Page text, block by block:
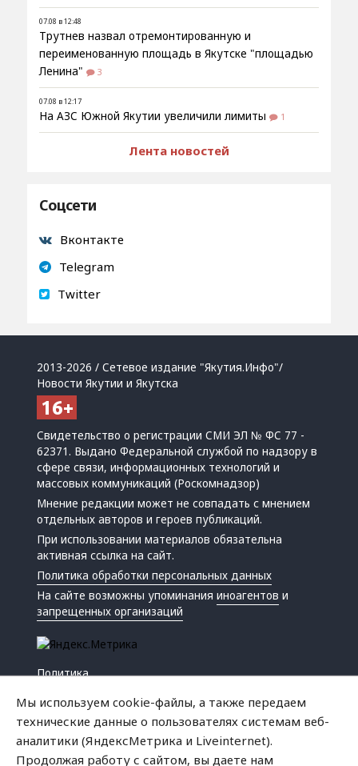
07.08 в 12:48
Трутнев назвал отремонтированную и
переименованную площадь в Якутске "площадью
Ленина"
3
07.08 в 12:17
На АЗС Южной Якутии увеличили лимиты 1
Лента новостей
Соцсети
Вконтакте
Telegram
Twitter
2013-2026 / Сетевое издание "Якутия.Инфо"/
Новости Якутии и Якутска
Свидетельство о регистрации СМИ ЭЛ № ФС 77 -
62371. Выдано Федеральной службой по надзору в
сфере связи, информационных технологий и
массовых коммуникаций (Роскомнадзор)
Мнение редакции может не совпадать с мнением
отдельных авторов и героев публикаций.
При использовании материалов обязательна
активная ссылка на сайт.
Политика обработки персональных данных
На сайте возможны упоминанияиноагентов и
запрещенных организаций
Политика
Мы используем cookie-файлы, а также передаем
технические данные о пользователях системам веб-
аналитики (ЯндексМетрика и Liveinternet).
Продолжая работу с сайтом, вы даете нам